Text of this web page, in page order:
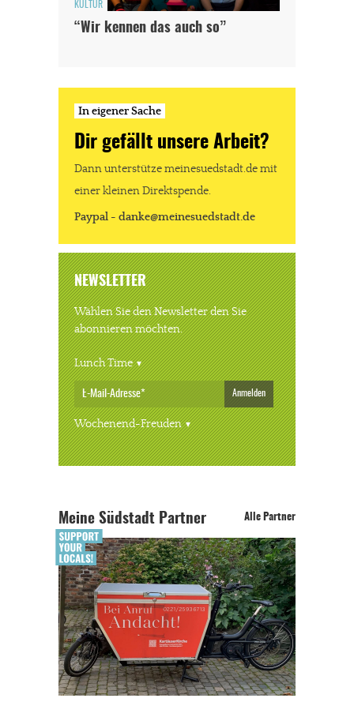
KULTUR
“Wir kennen das auch so”
In eigener Sache
Dir gefällt unsere Arbeit?
Dann unterstütze meinesuedstadt.de mit
einer kleinen Direktspende.
Paypal - danke@meinesuedstadt.de
NEWSLETTER
Wählen Sie den Newsletter den Sie
abonnieren möchten.
Lunch Time
Anmelden
Wochenend-Freuden
Meine Südstadt Partner Alle Partner